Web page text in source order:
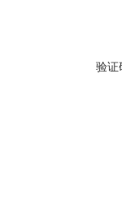
验证